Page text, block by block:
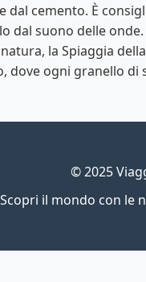
dal cemento. È
dal suono delle onde.
la Spiaggia
dove ogni granello
© 2025
Scopri il mondo con le